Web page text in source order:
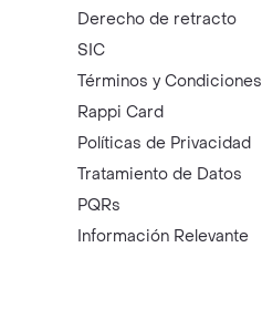
Derecho de retracto
SIC
Términos y Condiciones
Rappi Card
Políticas de Privacidad
Tratamiento de Datos
PQRs
Información Relevante